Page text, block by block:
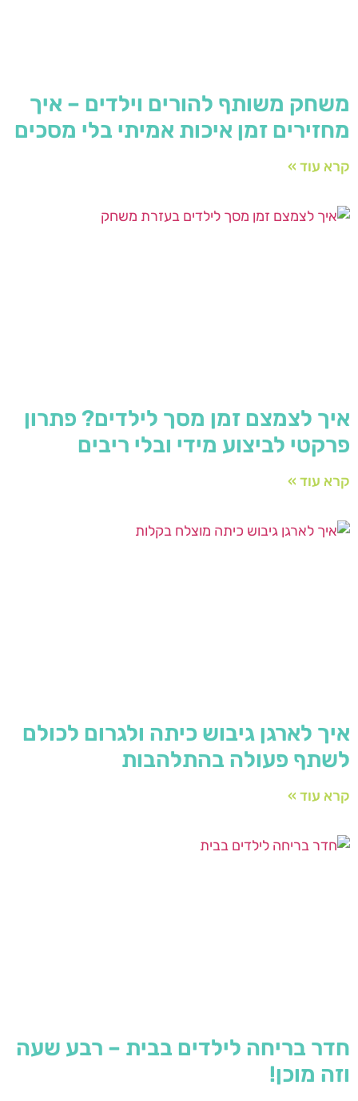
משחק משותף להורים וילדים – איך
מחזירים זמן איכות אמיתי בלי מסכים
קרא עוד »
איך לצמצם זמן מסך לילדים? פתרון
פרקטי לביצוע מידי ובלי ריבים
קרא עוד »
איך לארגן גיבוש כיתה ולגרום לכולם
לשתף פעולה בהתלהבות
קרא עוד »
חדר בריחה לילדים בבית – רבע שעה
וזה מוכן!